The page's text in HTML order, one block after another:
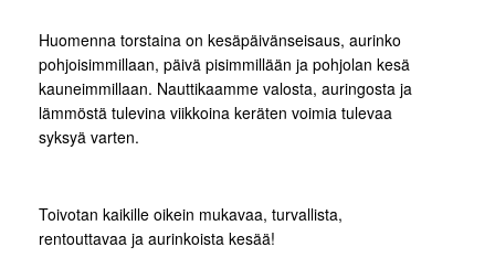
Huomenna torstaina on kesäpäivänseisaus, aurinko
pohjoisimmillaan, päivä pisimmillään ja pohjolan kesä
kauneimmillaan. Nauttikaamme valosta, auringosta ja
lämmöstä tulevina viikkoina keräten voimia tulevaa
syksyä varten.
Toivotan kaikille oikein mukavaa, turvallista,
rentouttavaa ja aurinkoista kesää!